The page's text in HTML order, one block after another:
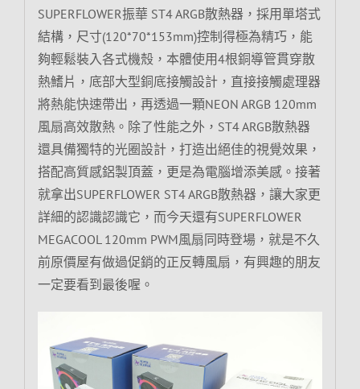
SUPERFLOWER振華 ST4 ARGB散熱器，採用單塔式
結構，尺寸(120*70*153mm)控制得極為精巧，能
夠輕鬆裝入各式機殼，本體使用4根銅導管貫穿散
熱鰭片，底部大型銅底接觸設計，直接接觸處理器
將熱能快速帶出，再透過一顆NEON ARGB 120mm
風扇高效散熱。除了性能之外，ST4 ARGB散熱器
還具備獨特的光圈設計，打造出絕佳的視覺效果，
搭配高質感鋁製頂蓋，更是為電腦增添美感。接著
就拿出SUPERFLOWER ST4 ARGB散熱器，讓大家更
詳細的認識認識它，而今天還有SUPERFLOWER
MEGACOOL 120mm PWM風扇同時登場，就是不久
前原價屋有做過促銷的正反轉風扇，有興趣的朋友
一定要看到最後喔。